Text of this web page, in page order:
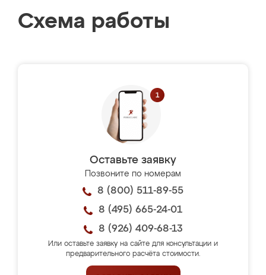
Схема работы
Оставьте заявку
Позвоните по номерам
8 (800) 511-89-55
8 (495) 665-24-01
8 (926) 409-68-13
Или оставьте заявку на сайте для консультации и
предварительного расчёта стоимости.